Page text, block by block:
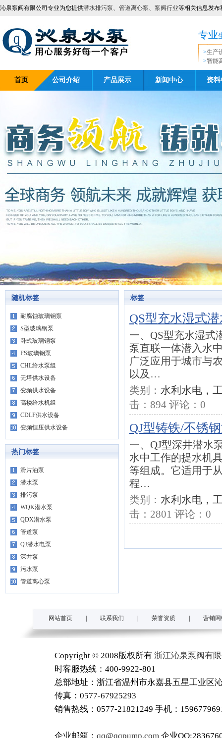
沁泉泵阀有限公司专业为您提供潜水排污泵、 管道离心泵、 泵阀行业等相关信息发布
专业
>生产
>智能
首页 公司介绍 产品展示 新闻中心 资料
随机标签
耐腐蚀玻璃钢泵
S型玻璃钢泵
卧式玻璃钢泵
FS玻璃钢泵
CHL给水泵组
无塔供水设备
变频供水设备
高楼给水机组
CDLF供水设备
变频恒压供水设备
热门标签
滑片油泵
潜水泵
排污泵
WQK潜水泵
QDX潜水泵
管道泵
QJ潜水电泵
深井泵
污水泵
管道离心泵
标签
QS型充水湿式
一、QS型充水湿式
泵直联一体潜入水
广泛应用于城市与
以及…
类别： 水利水电，
击： 894 评论： 0
QJ型铸铁/不锈
一、QJ型深井潜水
水中工作的提水机
等组成。它适用于
程…
类别： 水利水电，
击： 2801 评论： 0
网站首页 联系我们 荣誉资质 营销
Copyright © 2008版权所有 浙江沁泉泵阀有
时客服热线：400-9922-801
总部地址：浙江省温州市永嘉县五星工业区
传真：0577-67925293
销售热线：0577-21821249 手机：
企业邮箱： qq@qqpump.com 企业